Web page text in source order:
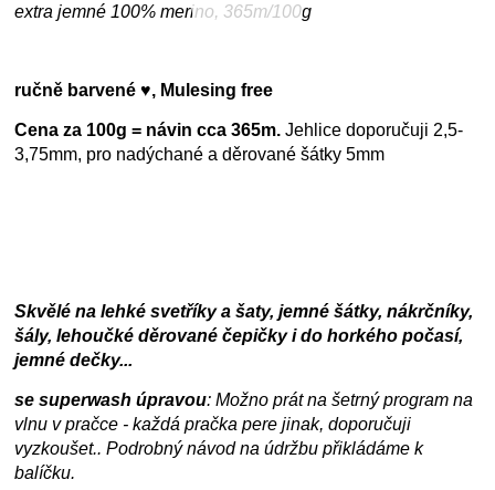
extra jemné 100% merino, 365m/100g
ručně barvené ♥, Mulesing free
Cena za 100g = návin cca 365m. Jehlice doporučuji 2,5-
3,75mm, pro nadýchané a děrované šátky 5mm
Skvělé na lehké svetříky a šaty, jemné šátky, nákrčníky,
šály, lehoučké děrované čepičky i do horkého počasí,
jemné dečky...
se superwash úpravou: Možno prát na šetrný program na
vlnu v pračce - každá pračka pere jinak, doporučuji
vyzkoušet.. Podrobný návod na údržbu přikládáme k
balíčku.